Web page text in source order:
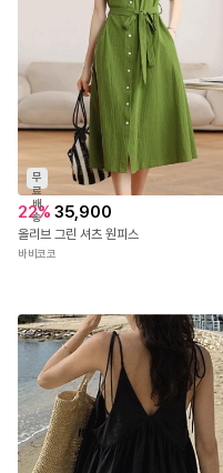
무
료
배
송
22% 35,900
올리브 그린 셔츠 원피스
바비코코